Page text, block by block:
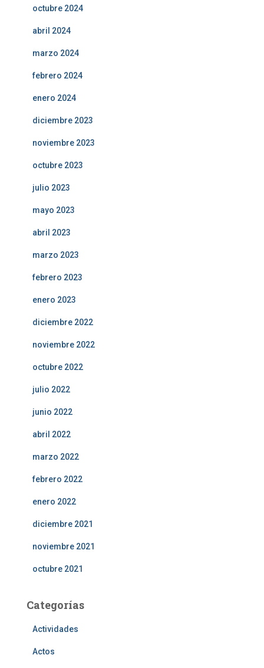
octubre 2024
abril 2024
marzo 2024
febrero 2024
enero 2024
diciembre 2023
noviembre 2023
octubre 2023
julio 2023
mayo 2023
abril 2023
marzo 2023
febrero 2023
enero 2023
diciembre 2022
noviembre 2022
octubre 2022
julio 2022
junio 2022
abril 2022
marzo 2022
febrero 2022
enero 2022
diciembre 2021
noviembre 2021
octubre 2021
Categorías
Actividades
Actos